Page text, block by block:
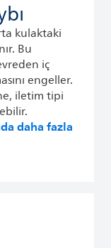
kulaktaki
Bu
iç
engeller.
iletim tipi
daha fazla